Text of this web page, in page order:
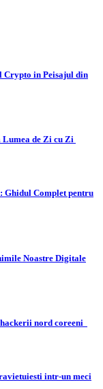
Crypto in Peisajul din
Lumea de Zi cu Zi
Ghidul Complet pentru
Noastre Digitale
nord coreeni
intr-un meci